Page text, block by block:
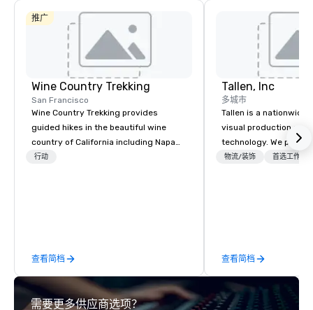
推广
Wine Country Trekking
San Francisco
Wine Country Trekking provides
guided hikes in the beautiful wine
country of California including Napa
and Sonoma Valleys. These
day hikes we provide luxury self-
guided inn-to-in walking vacations
from the gateway City of San
Francisco to the California wine
行动
查看简档
Tallen, Inc
多城市
Tallen is a nationwide
visual production and
technology. We
solutions — from
while helping clients
costs. Trusted by top
across all industries,
visions to life and
物流/装饰 首选工作人
查看简档
需要更多供应商选项？